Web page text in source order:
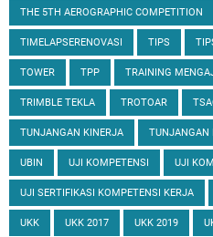
THE 5TH AEROGRAPHIC COMPETITION
TIMELAPSERENOVASI TIPS
TOWER TPP TRAINING
TRIMBLE TEKLA TROTOAR
TUNJANGAN KINERJA TUNJANGAN
UBIN UJI KOMPETENSI UJI
UJI SERTIFIKASI KOMPETENSI KERJA
UKK UKK 2017 UKK 2019